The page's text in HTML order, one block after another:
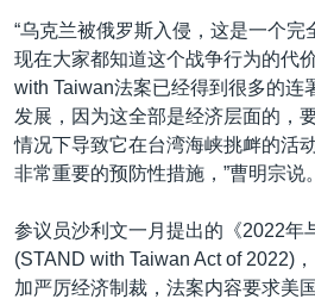
“乌克兰被俄罗斯入侵，这是一个完
现在大家都知道这个战争行为的代
with Taiwan法案已经得到很多的连
发展，因为这全部是经济层面的，
情况下导致它在台湾海峡挑衅的活
非常重要的预防性措施，”曹明宗说。
参议员沙利文一月提出的《2022年
(STAND with Taiwan Act of 2022)
加严厉经济制裁，法案内容要求美